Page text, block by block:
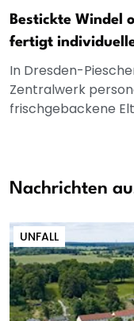
Bestickte Windel
fertigt
In Dresden-
Zentralwerk
frischgebackene
Nachrichten
UNFALL